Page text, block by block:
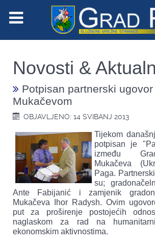
Novosti &
Potpisan partnerski
Mukačevom
OBJAVLJENO: 14 SVIBANJ 2013
Tijekom
potpisan je
između
Mukačeva
Paga.
su;
Ante Fabijanić i zamjenik
Mukačeva Ihor Radysh. Ovim
put za proširenje postojećih
naglaskom za rad na
ekonomskim aktivnostima.